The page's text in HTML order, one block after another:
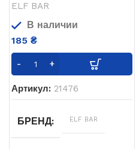
ELF BAR
В наличии
185 ₴
Артикул: 21476
БРЕНД ELF BAR